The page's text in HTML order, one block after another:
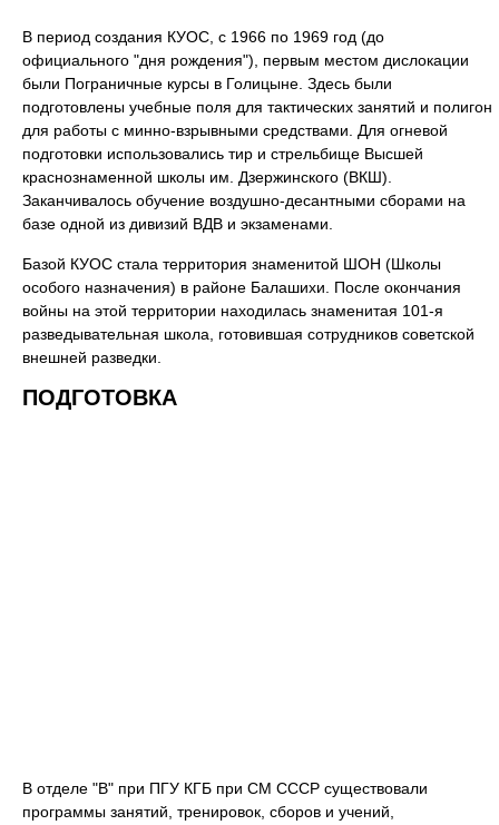
В период создания КУОС, с 1966 по 1969 год (до
официального "дня рождения"), первым местом дислокации
были Пограничные курсы в Голицыне. Здесь были
подготовлены учебные поля для тактических занятий и полигон
для работы с минно-взрывными средствами. Для огневой
подготовки использовались тир и стрельбище Высшей
краснознаменной школы им. Дзержинского (ВКШ).
Заканчивалось обучение воздушно-десантными сборами на
базе одной из дивизий ВДВ и экзаменами.
Базой КУОС стала территория знаменитой ШОН (Школы
особого назначения) в районе Балашихи. После окончания
войны на этой территории находилась знаменитая 101-я
разведывательная школа, готовившая сотрудников советской
внешней разведки.
ПОДГОТОВКА
В отделе "В" при ПГУ КГБ при СМ СССР существовали
программы занятий, тренировок, сборов и учений,